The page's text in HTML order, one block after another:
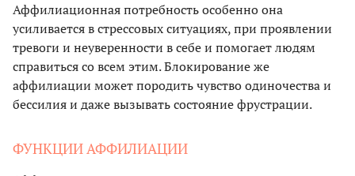
Аффилиационная потребность особенно она
усиливается в стрессовых ситуациях, при проявлении
тревоги и неуверенности в себе и помогает людям
справиться со всем этим. Блокирование же
аффилиации может породить чувство одиночества и
бессилия и даже вызывать состояние фрустрации.
ФУНКЦИИ АФФИЛИАЦИИ